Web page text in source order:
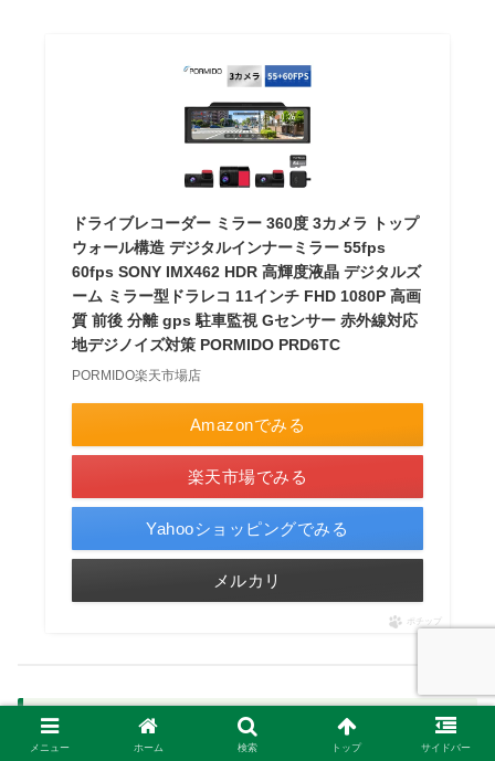
ドライブレコーダー ミラー 360度 3カメラ トップ
ウォール構造 デジタルインナーミラー 55fps
60fps SONY IMX462 HDR 高輝度液晶 デジタルズ
ーム ミラー型ドラレコ 11インチ FHD 1080P 高画
質 前後 分離 gps 駐車監視 Gセンサー 赤外線対応
地デジノイズ対策 PORMIDO PRD6TC
PORMIDO楽天市場店
Amazonでみる
楽天市場でみる
Yahooショッピングでみる
メルカリ
ポチップ
夜間特化モデル｜70mai A810（4K・
STARVIS2搭載）
メニュー ホーム 検索 トップ サイドバー